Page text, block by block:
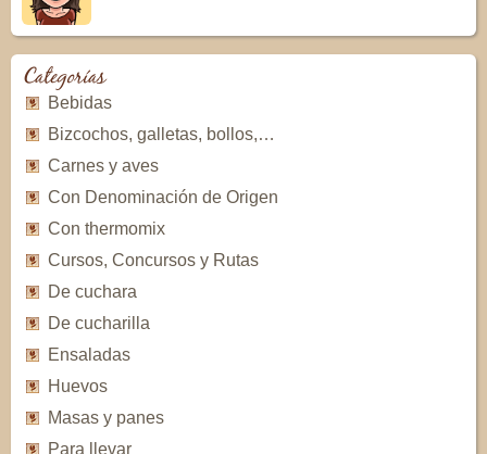
Categorías
Bebidas
Bizcochos, galletas, bollos,…
Carnes y aves
Con Denominación de Origen
Con thermomix
Cursos, Concursos y Rutas
De cuchara
De cucharilla
Ensaladas
Huevos
Masas y panes
Para llevar